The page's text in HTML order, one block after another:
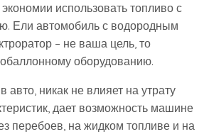
использовать топливо с
Ели автомобиль с водородным
– не ваша цель, то
оборудованию.
никак не влияет на утрату
дает возможность машине
перебоев, на жидком топливе и на